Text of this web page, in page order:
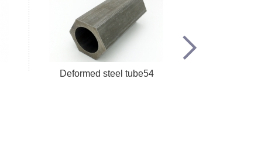
Deformed steel tube54